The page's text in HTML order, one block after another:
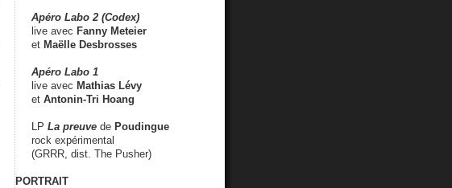
Apéro Labo 2 (Codex)
live avec Fanny Meteier
et Maëlle Desbrosses
Apéro Labo 1
live avec Mathias Lévy
et Antonin-Tri Hoang
LP La preuve de Poudingue
rock expérimental
(GRRR, dist. The Pusher)
PORTRAIT